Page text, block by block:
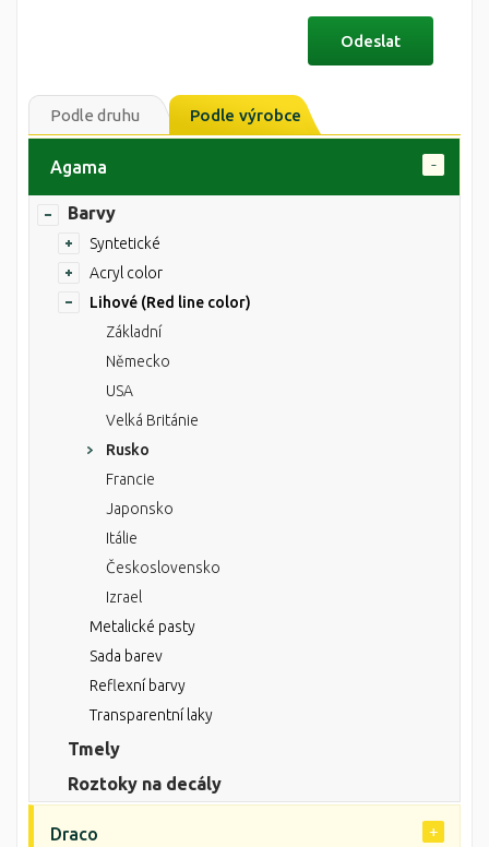
Podle druhu Podle výrobce
Agama
Barvy
Syntetické
Acryl color
Lihové (Red line color)
Základní
Německo
USA
Velká Británie
Rusko
Francie
Japonsko
Itálie
Československo
Izrael
Metalické pasty
Sada barev
Reflexní barvy
Transparentní laky
Tmely
Roztoky na decály
Draco